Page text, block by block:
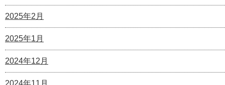
2025年2月
2025年1月
2024年12月
2024年11月